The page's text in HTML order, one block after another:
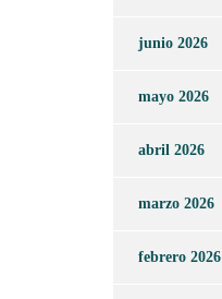
junio 2026
mayo 2026
abril 2026
marzo 2026
febrero 2026